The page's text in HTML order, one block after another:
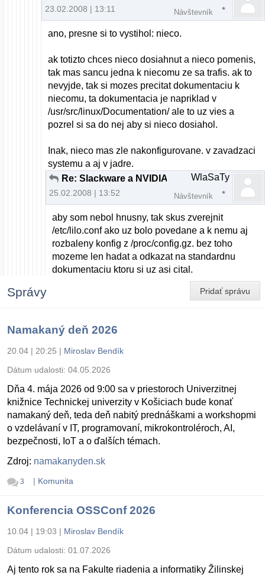
23.02.2008 | 13:11 Návštevník
ano, presne si to vystihol: nieco.
ak totizto chces nieco dosiahnut a nieco pomenis,
tak mas sancu jedna k niecomu ze sa trafis. ak to
nevyjde, tak si mozes precitat dokumentaciu k
niecomu, ta dokumentacia je napriklad v
/usr/src/linux/Documentation/ ale to uz vies a
pozrel si sa do nej aby si nieco dosiahol.
Inak, nieco mas zle nakonfigurovane. v zavadzaci
systemu a aj v jadre.
Re: Slackware a NVIDIA
25.02.2008 | 13:52
WlaSaTy
Návštevník
aby som nebol hnusny, tak skus zverejnit
/etc/lilo.conf ako uz bolo povedane a k nemu aj
rozbaleny konfig z /proc/config.gz. bez toho
mozeme len hadat a odkazat na standardnu
dokumentaciu ktoru si uz asi cital.
Pridať správu
Správy
Namakaný deň 2026
20.04 | 20:25 | Miroslav Bendík
Dátum udalosti: 04.05.2026
Dňa 4. mája 2026 od 9:00 sa v priestoroch Univerzitnej
knižnice Technickej univerzity v Košiciach bude konať
namakaný deň, teda deň nabitý prednáškami a workshopmi
o vzdelávaní v IT, programovaní, mikrokontroléroch, AI,
bezpečnosti, IoT a o ďalších témach.
Zdroj: namakanyden.sk
3 | Komunita
Konferencia OSSConf 2026
10.04 | 19:03 | Miroslav Bendík
Dátum udalosti: 01.07.2026
Aj tento rok sa na Fakulte riadenia a informatiky Žilinskej